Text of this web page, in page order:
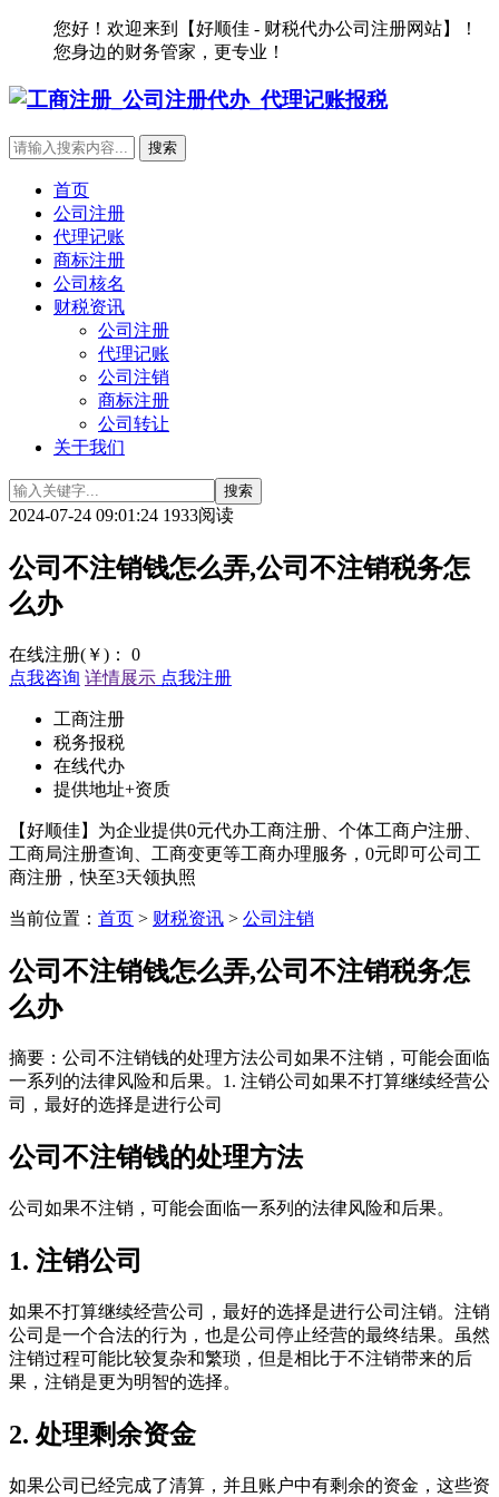
您好！欢迎来到【好顺佳 - 财税代办公司注册网站】！
您身边的财务管家，更专业！
首页
公司注册
代理记账
商标注册
公司核名
财税资讯
公司注册
代理记账
公司注销
商标注册
公司转让
关于我们
2024-07-24 09:01:24 1933阅读
公司不注销钱怎么弄,公司不注销税务怎
么办
在线注册(￥)：
0
点我咨询 详情展示 点我注册
工商注册
税务报税
在线代办
提供地址+资质
【好顺佳】为企业提供0元代办工商注册、个体工商户注册、
工商局注册查询、工商变更等工商办理服务，0元即可公司工
商注册，快至3天领执照
当前位置： 首页 > 财税资讯 > 公司注销
公司不注销钱怎么弄,公司不注销税务怎
么办
摘要：公司不注销钱的处理方法公司如果不注销，可能会面临
一系列的法律风险和后果。1. 注销公司如果不打算继续经营公
司，最好的选择是进行公司
公司不注销钱的处理方法
公司如果不注销，可能会面临一系列的法律风险和后果。
1. 注销公司
如果不打算继续经营公司，最好的选择是进行公司注销。注销
公司是一个合法的行为，也是公司停止经营的最终结果。虽然
注销过程可能比较复杂和繁琐，但是相比于不注销带来的后
果，注销是更为明智的选择。
2. 处理剩余资金
如果公司已经完成了清算，并且账户中有剩余的资金，这些资